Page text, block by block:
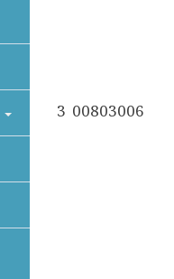
3 00803006